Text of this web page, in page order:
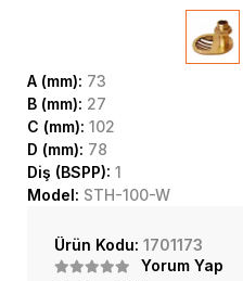
A (mm): 73
B (mm): 27
C (mm): 102
D (mm): 78
Diş (BSPP): 1
Model: STH-100-W
Ürün Kodu: 1701173
Yorum Yap